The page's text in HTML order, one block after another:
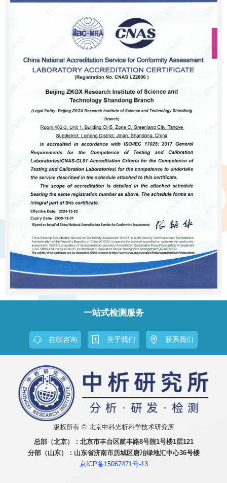
一站式检测服务
在线咨询 关于我们 联系我们
版权所有 © 北京中科光析科学技术研究所
总部（北京）： 北京市丰台区航丰路8号院1号楼1层121
分部（山东）： 山东省济南市历城区唐冶绿地汇中心36号楼
京ICP备15067471号-13